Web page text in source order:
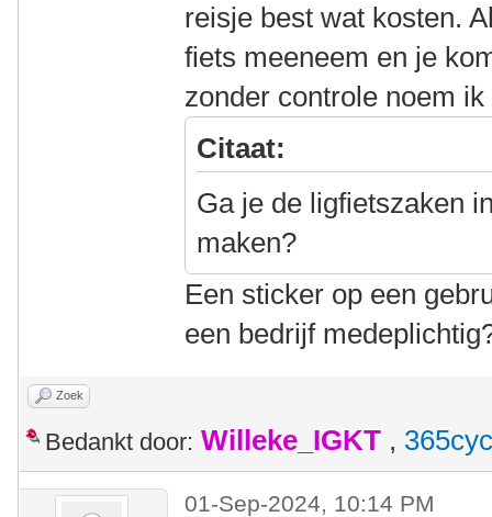
reisje best wat kosten.
fiets meeneem en je
zonder controle noem
Citaat:
Ga je de ligfietszaken
maken?
Een sticker op een
een bedrijf
Zoek
Bedankt door: Willeke_IGKT ,
01-Sep-2024, 10:14 PM